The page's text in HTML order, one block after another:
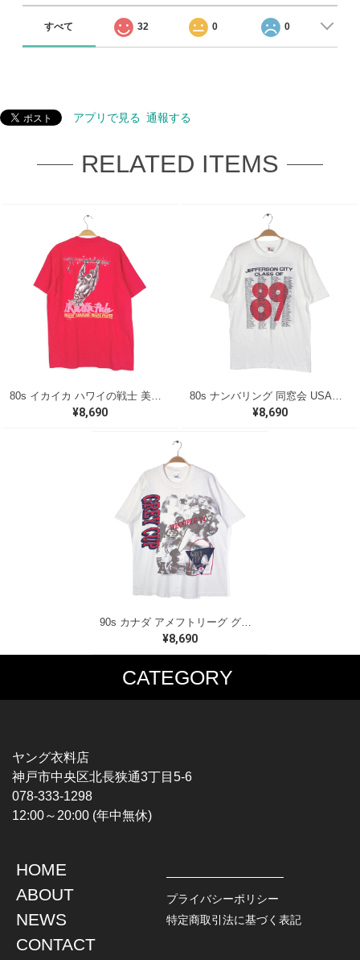
すべて 32 0 0
アプリで見る 通報する
RELATED ITEMS
¥8,690 ¥8,690
90s カナダ アメフトリーグ グレイカップ カナダ製 ヴィンテージ Tシャツ ビッグプリント シングルステッチ ホワイト WINNIPEG '91 サイズXL 古着 BZ0545
¥8,690
CATEGORY
MUSIC TEE
HARDCORE / PUNK
PROGLESSIVE ROCK
POPS
SOUL / R&B
T-SHIRTS
CHAMPION
TOPS
L / S SHIRT
S / S SHIRT
HAWAIIAN SHIRT
JACKET
DENIM
LEATHER
ヤング衣料店
神戸市中央区北長狭通3丁目5-6
078-333-1298
12:00～20:00 (年中無休)
HOME
ABOUT
NEWS
CONTACT
プライバシーポリシー
特定商取引法に基づく表記